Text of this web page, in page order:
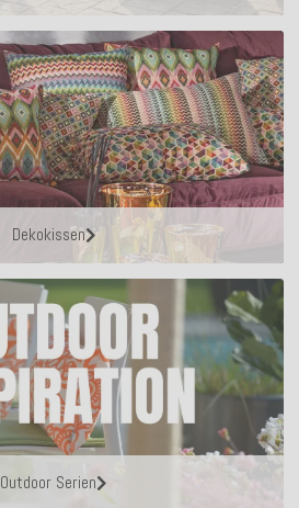
Dekokissen
Outdoor Serien